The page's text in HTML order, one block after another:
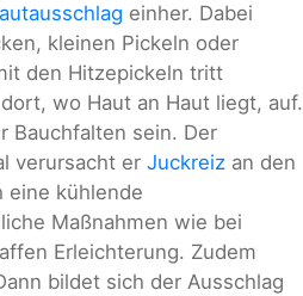
einher. Dabei
kleinen Pickeln oder
den Hitzepickeln tritt
wo Haut an Haut liegt, auf.
Bauchfalten sein. Der
verursacht er Juckreiz an den
eine kühlende
Maßnahmen wie bei
Erleichterung. Zudem
bildet sich der Ausschlag